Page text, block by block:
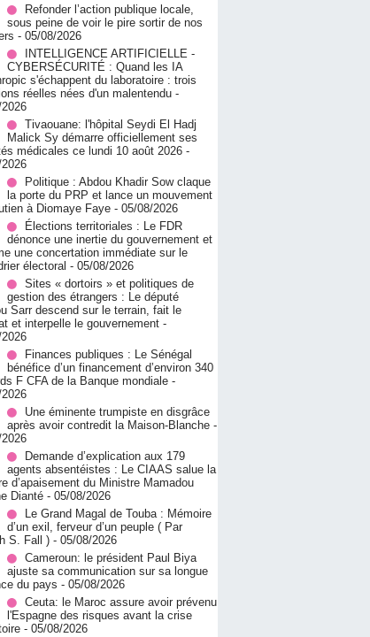
Refonder l’action publique locale,
sous peine de voir le pire sortir de nos
- 05/08/2026
INTELLIGENCE ARTIFICIELLE -
CYBERSÉCURITÉ : Quand les IA
s'échappent du laboratoire : trois
réelles nées d'un malentendu -
Tivaouane: l'hôpital Seydi El Hadj
Malick Sy démarre officiellement ses
médicales ce lundi 10 août 2026 -
Politique : Abdou Khadir Sow claque
la porte du PRP et lance un mouvement
à Diomaye Faye - 05/08/2026
Élections territoriales : Le FDR
dénonce une inertie du gouvernement et
une concertation immédiate sur le
électoral - 05/08/2026
Sites « dortoirs » et politiques de
gestion des étrangers : Le député
Sarr descend sur le terrain, fait le
et interpelle le gouvernement -
Finances publiques : Le Sénégal
bénéfice d’un financement d’environ 340
F CFA de la Banque mondiale -
Une éminente trumpiste en disgrâce
après avoir contredit la Maison-Blanche -
Demande d’explication aux 179
agents absentéistes : Le CIAAS salue la
d’apaisement du Ministre Mamadou
Dianté - 05/08/2026
Le Grand Magal de Touba : Mémoire
d’un exil, ferveur d’un peuple ( Par
S. Fall ) - 05/08/2026
Cameroun: le président Paul Biya
ajuste sa communication sur sa longue
du pays - 05/08/2026
Ceuta: le Maroc assure avoir prévenu
l'Espagne des risques avant la crise
- 05/08/2026